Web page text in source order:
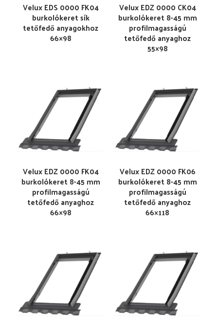
Velux EDS 0000 FK04
burkolókeret sík
tetőfedő anyagokhoz
66×98
Velux EDZ 0000 CK04
burkolókeret 8-45 mm
profilmagasságú
tetőfedő anyaghoz
55×98
Velux EDZ 0000 FK04
burkolókeret 8-45 mm
profilmagasságú
tetőfedő anyaghoz
66×98
Velux EDZ 0000 FK06
burkolókeret 8-45 mm
profilmagasságú
tetőfedő anyaghoz
66×118